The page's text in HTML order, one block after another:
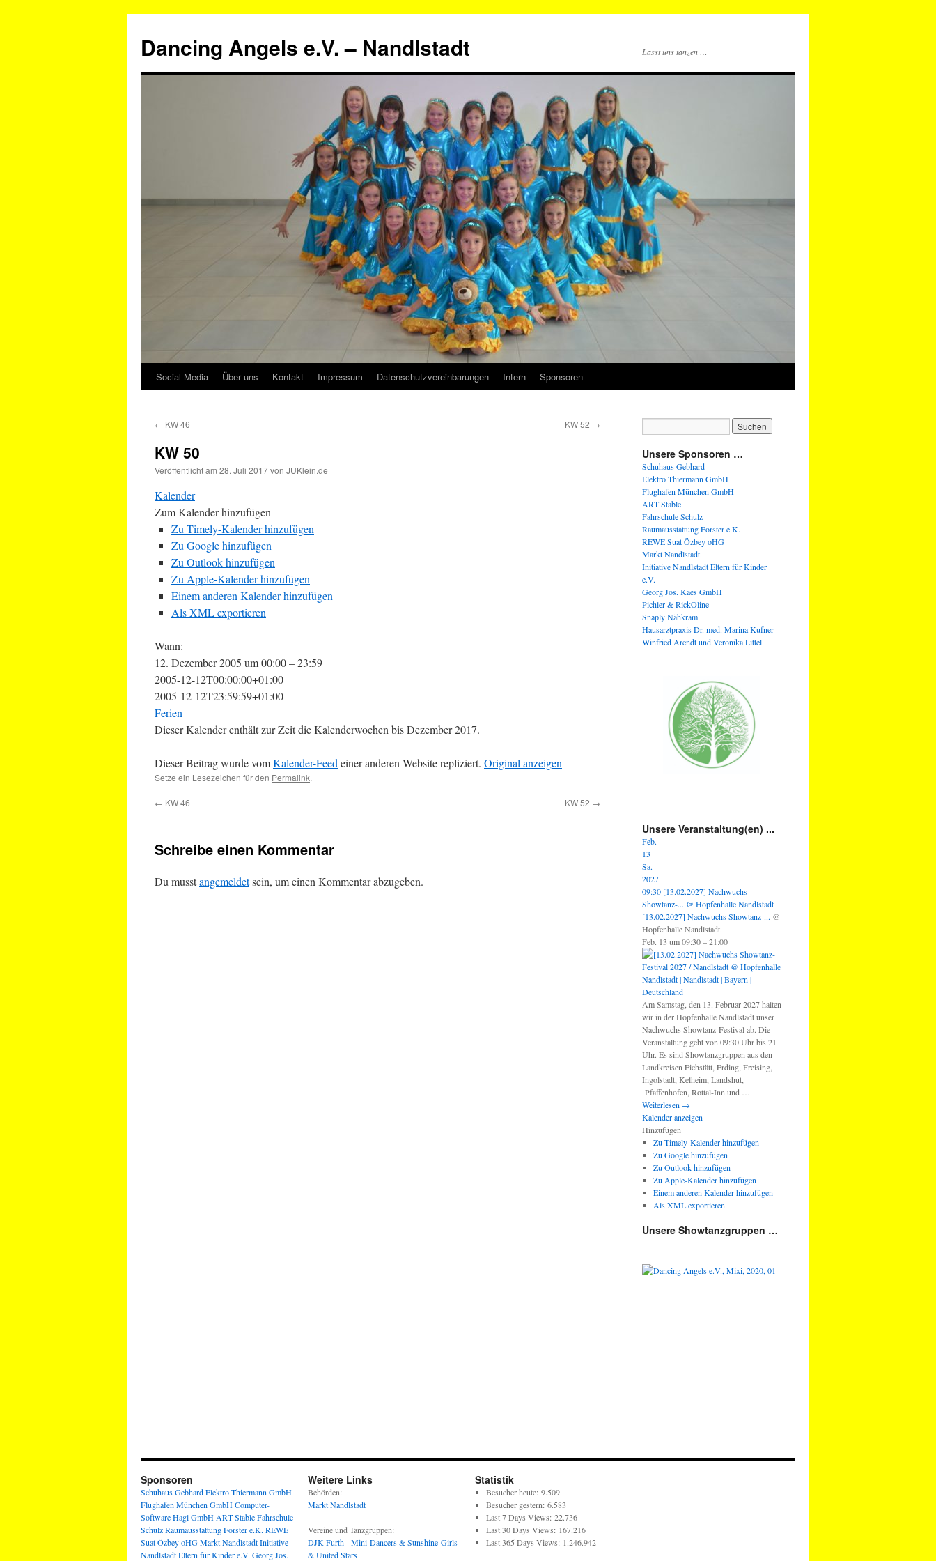
springen
Dancing Angels e.V. – Nandlstadt Lasst uns tanzen …
Social Media Über uns Kontakt Impressum Datenschutzvereinbarungen Intern Sponsoren
← KW 46 KW 52 →
KW 50
Veröffentlicht am 28. Juli 2017von JUKlein.de
Kalender
Zum Kalender hinzufügen
Zu Timely-Kalender hinzufügen
Zu Google hinzufügen
Zu Outlook hinzufügen
Zu Apple-Kalender hinzufügen
Einem anderen Kalender hinzufügen
Als XML exportieren
Wann:
12. Dezember 2005 um 00:00 – 23:59
2005-12-12T00:00:00+01:00
2005-12-12T23:59:59+01:00
Ferien
Dieser Kalender enthält zur Zeit die Kalenderwochen bis Dezember 2017.
Dieser Beitrag wurde vomKalender-Feed einer anderen Website repliziert. Original anzeigen
Setze ein Lesezeichen für den Permalink.
← KW 46 KW 52 →
Schreibe einen Kommentar
Du musstangemeldetsein, um einen Kommentar abzugeben.
Unsere Sponsoren …
Schuhaus Gebhard
Elektro Thiermann GmbH
Flughafen München GmbH
ART Stable
Fahrschule Schulz
Raumausstattung Forster e.K.
REWE Suat Özbey oHG
Markt Nandlstadt
Initiative Nandlstadt Eltern für Kinder
e.V.
Georg Jos. Kaes GmbH
Pichler & RickOline
Snaply Nähkram
Hausarztpraxis Dr. med. Marina Kufner
Winfried Arendt und Veronika Littel
Unsere Veranstaltung(en) ...
Feb.
13
Sa.
2027
09:30 [13.02.2027] Nachwuchs
Showtanz-... @ Hopfenhalle Nandlstadt
[13.02.2027] Nachwuchs Showtanz-... @
Hopfenhalle Nandlstadt
Feb. 13 um 09:30 – 21:00
Am Samstag, den 13. Februar 2027 halten
wir in der Hopfenhalle Nandlstadt unser
Nachwuchs Showtanz-Festival ab. Die
Veranstaltung geht von 09:30 Uhr bis 21
Uhr. Es sind Showtanzgruppen aus den
Landkreisen Eichstätt, Erding, Freising,
Ingolstadt, Kelheim, Landshut,
Pfaffenhofen, Rottal-Inn und …
Weiterlesen →
Kalender anzeigen
Hinzufügen
Zu Timely-Kalender hinzufügen
Zu Google hinzufügen
Zu Outlook hinzufügen
Zu Apple-Kalender hinzufügen
Einem anderen Kalender hinzufügen
Als XML exportieren
Unsere Showtanzgruppen …
Sponsoren
Schuhaus GebhardElektro Thiermann GmbH
Flughafen München GmbHComputer-
Software Hagl GmbH ART StableFahrschule
SchulzRaumausstattung Forster e.K. REWE
Suat Özbey oHGMarkt NandlstadtInitiative
Nandlstadt Eltern für Kinder e.V. Georg Jos.
Weitere Links
Behörden:
Markt Nandlstadt
Vereine und Tanzgruppen:
DJK Furth - Mini-Dancers & Sunshine-Girls
& United Stars
Statistik
Besucher heute: 9.509
Besucher gestern: 6.583
Last 7 Days Views: 22.736
Last 30 Days Views: 167.216
Last 365 Days Views: 1.246.942